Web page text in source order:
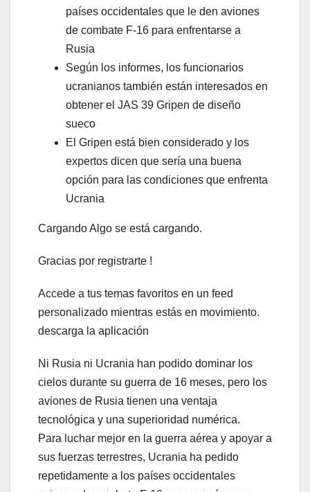
países occidentales que le den aviones
de combate F-16 para enfrentarse a
Rusia
Según los informes, los funcionarios
ucranianos también están interesados ​​​​en
obtener el JAS 39 Gripen de diseño
sueco
El Gripen está bien considerado y los
expertos dicen que sería una buena
opción para las condiciones que enfrenta
Ucrania
Cargando Algo se está cargando.
Gracias por registrarte !
Accede a tus temas favoritos en un feed
personalizado mientras estás en movimiento.
descarga la aplicación
Ni Rusia ni Ucrania han podido dominar los
cielos durante su guerra de 16 meses, pero los
aviones de Rusia tienen una ventaja
tecnológica y una superioridad numérica.
Para luchar mejor en la guerra aérea y apoyar a
sus fuerzas terrestres, Ucrania ha pedido
repetidamente a los países occidentales